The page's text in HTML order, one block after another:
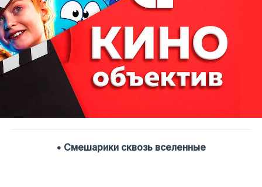
• Смешарики сквозь вселенные